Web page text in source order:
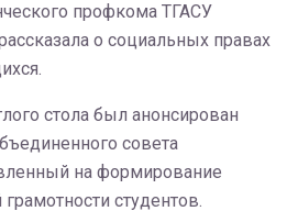
профкома ТГАСУ
о социальных правах
стола был анонсирован
совета
на формирование
студентов.